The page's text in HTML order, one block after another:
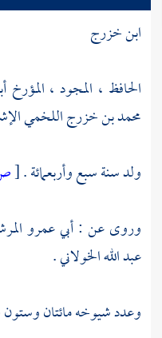
ابن خزرج
الحافظ ، المجود ،
محمد بن خزرج اللخمي
ولد سنة سبع وأربعمائة .[
وروى عن :أبي عمرو
عبد الله الخولاني.
وعدد شيوخه مائتان